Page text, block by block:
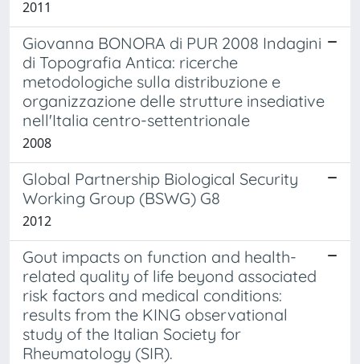
2011
Giovanna BONORA di PUR 2008 Indagini
di Topografia Antica: ricerche
metodologiche sulla distribuzione e
organizzazione delle strutture insediative
nell'Italia centro-settentrionale
2008
Global Partnership Biological Security
Working Group (BSWG) G8
2012
Gout impacts on function and health-
related quality of life beyond associated
risk factors and medical conditions:
results from the KING observational
study of the Italian Society for
Rheumatology (SIR).